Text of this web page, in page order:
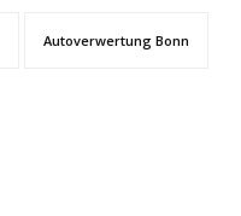
Autoverwertung Bonn